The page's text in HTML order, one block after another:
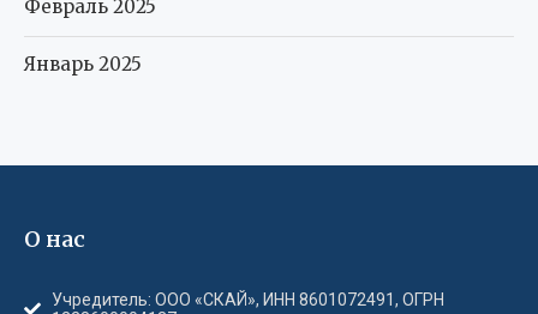
Февраль 2025
Январь 2025
О нас
Учредитель: ООО «СКАЙ», ИНН 8601072491, ОГРН